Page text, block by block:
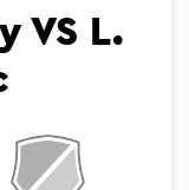
VS L.